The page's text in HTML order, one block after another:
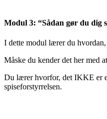
Modul 3: “Sådan gør du dig
I dette modul lærer du hvordan,
Måske du kender det her med
Du lærer hvorfor, det IKKE er
spiseforstyrrelsen.